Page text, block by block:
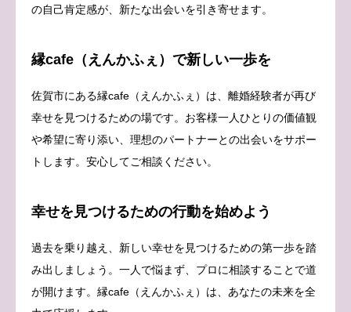
の自己肯定感が、新たな出会いを引き寄せます。
縁cafe（えんかふぇ）で新しい一歩を
佐賀市にある縁cafe（えんかふぇ）は、離婚経験者が再び
幸せを見つけるための場です。お客様一人ひとりの価値観
や希望に寄り添い、理想のパートナーとの出会いをサポー
トします。安心してご相談ください。
幸せを見つけるための行動を始めよう
過去を乗り越え、新しい幸せを見つけるための第一歩を踏
み出しましょう。一人で悩まず、プロに相談することで道
が開けます。縁cafe（えんかふぇ）は、あなたの未来を全